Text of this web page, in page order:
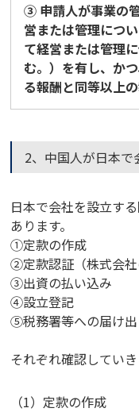
③ 申請人が事業の
営または管理につ
て経営または管理
む。）を有し、か
る報酬と同等以上
2、中国人が日本で
日本で会社を設立す
あります。
①定款の作成
②定款認証（株式会社
③出資の払い込み
④設立登記
⑤税務署等への届け出
それぞれ確認していき
（1）定款の作成